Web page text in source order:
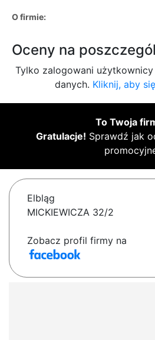
O firmie:
Oceny na
Tylko zalogowani
danych. Kliknij, aby
To Twoja
Gratulacje! Sprawdź jak
Elbląg
MICKIEWICZA 32/2
Zobacz profil firmy na